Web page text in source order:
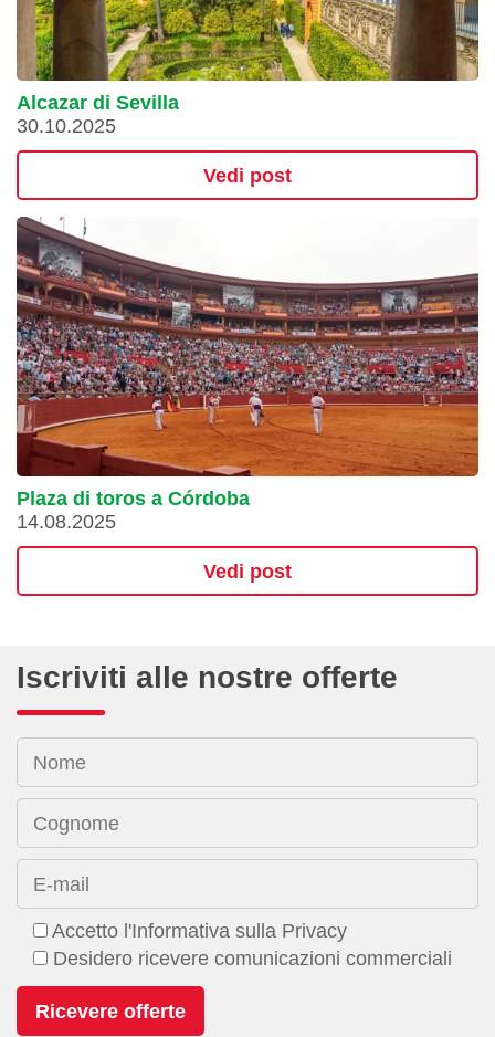
Alcazar di Sevilla
30.10.2025
Vedi post
Plaza di toros a Córdoba
14.08.2025
Vedi post
Iscriviti alle nostre offerte
Nome
Cognome
E-mail
Accetto l'Informativa sulla Privacy
Desidero ricevere comunicazioni commerciali